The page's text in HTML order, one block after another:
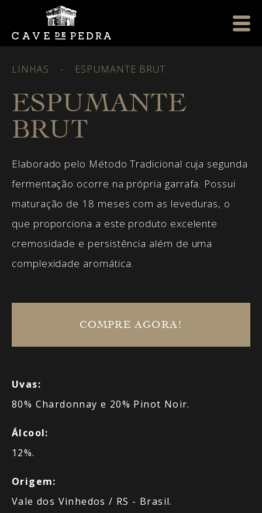
LINHAS - ESPUMANTE BRUT
ESPUMANTE
BRUT
Elaborado pelo Método Tradicional cuja segunda
fermentação ocorre na própria garrafa. Possui
maturação de 18 meses com as leveduras, o
que proporciona a este produto excelente
cremosidade e persistência além de uma
complexidade aromática.
COMPRE AGORA!
Uvas:
80% Chardonnay e 20% Pinot Noir.
Álcool:
12%.
Origem:
Vale dos Vinhedos / RS - Brasil.